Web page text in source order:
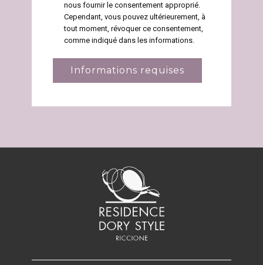
nous fournir le consentement approprié.
Cependant, vous pouvez ultérieurement, à
tout moment, révoquer ce consentement,
comme indiqué dans les informations.
Informations requises